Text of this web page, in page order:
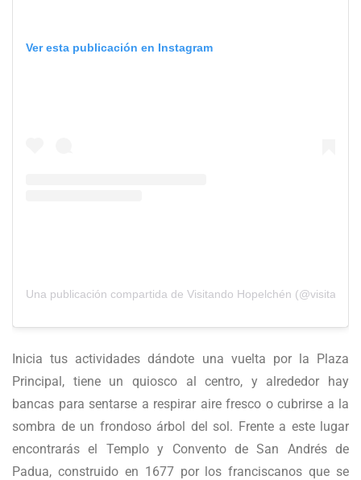
Ver esta publicación en Instagram
Una publicación compartida de Visitando Hopelchén
Inicia tus actividades dándote una vuelta por la Plaza
Principal, tiene un quiosco al centro, y alrededor hay
bancas para sentarse a respirar aire fresco o cubrirse a la
sombra de un frondoso árbol del sol. Frente a este lugar
encontrarás el Templo y Convento de San Andrés de
Padua, construido en 1677 por los franciscanos que se